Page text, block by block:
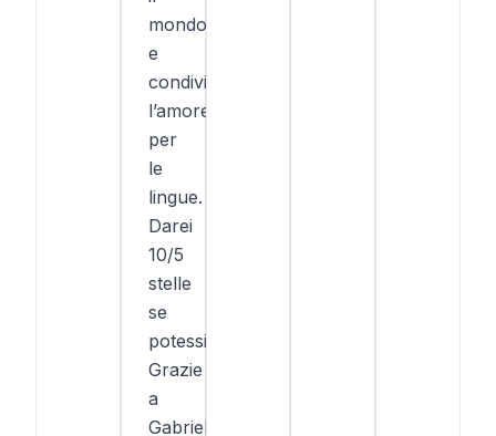
mondo
e
condividere
l’amore
per
le
lingue.
Darei
10/5
stelle
se
potessi.
Grazie
a
Gabriel,